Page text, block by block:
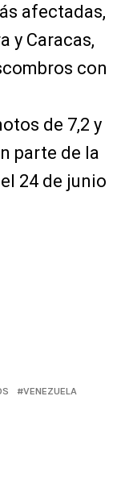
afectadas,
y Caracas,
con
de 7,2 y
parte de la
24 de junio
VENEZUELA